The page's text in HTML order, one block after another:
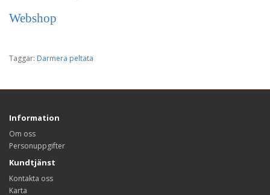
Webshop
Taggar: Darmera peltata
Information
Om oss
Personuppgifter
Kundtjänst
Kontakta oss
Karta